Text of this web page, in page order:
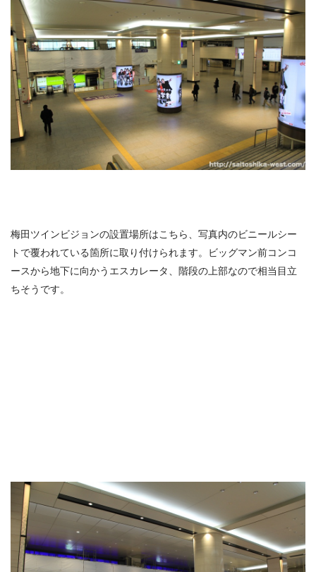
梅田ツインビジョンの設置場所はこちら、写真内のビニールシー
トで覆われている箇所に取り付けられます。ビッグマン前コンコ
ースから地下に向かうエスカレータ、階段の上部なので相当目立
ちそうです。